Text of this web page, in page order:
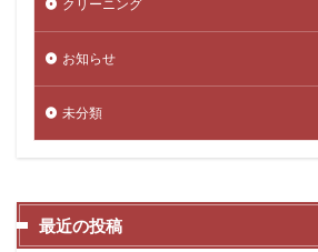
クリーニング
お知らせ
未分類
最近の投稿